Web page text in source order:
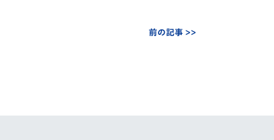
前の記事 >>